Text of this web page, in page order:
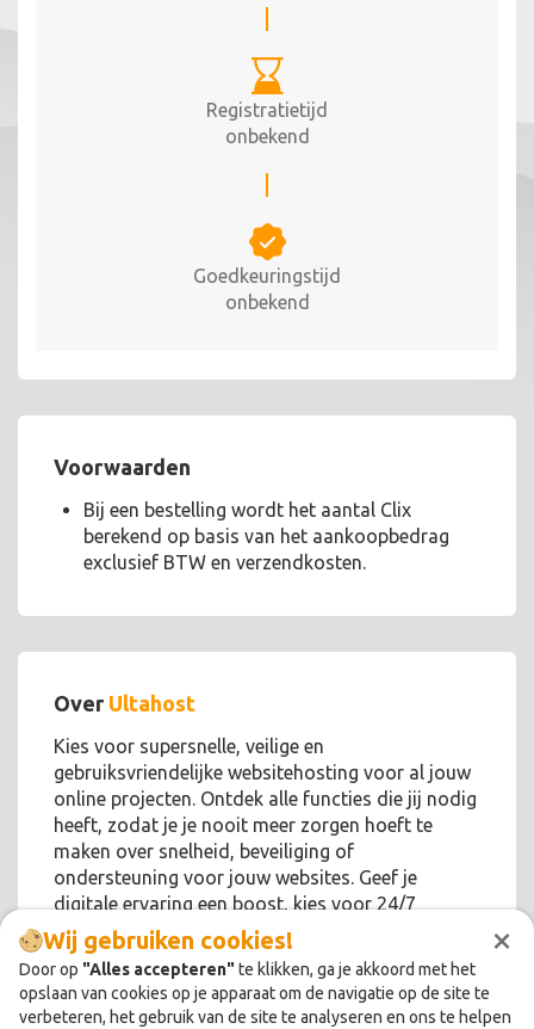
×
Wij gebruiken cookies!
Door op "Alles accepteren"te klikken, ga je akkoord met het
opslaan van cookies op je apparaat om de navigatie op de site te
verbeteren, het gebruik van de site te analyseren en ons te helpen
Registratietijd
onbekend
Goedkeuringstijd
onbekend
Voorwaarden
Bij een bestelling wordt het aantal Clix
berekend op basis van het aankoopbedrag
exclusief BTW en verzendkosten.
Over Ultahost
Kies voor supersnelle, veilige en
gebruiksvriendelijke websitehosting voor al jouw
online projecten. Ontdek alle functies die jij nodig
heeft, zodat je je nooit meer zorgen hoeft te
maken over snelheid, beveiliging of
ondersteuning voor jouw websites. Geef je
digitale ervaring een boost, kies voor 24/7
ondersteuning en ga direct aan de slag!